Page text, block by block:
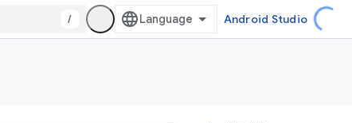
/ Android Studio